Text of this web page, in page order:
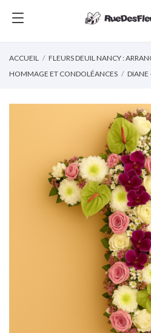
ACCUEIL
FLEURS DEUIL NANCY :
HOMMAGE ET CONDOLÉANCES
DIANE